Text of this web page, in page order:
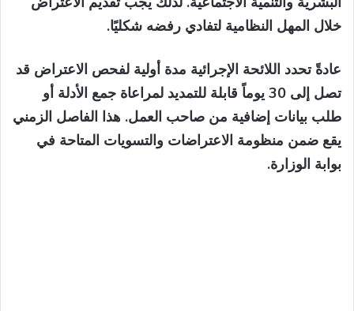
خلال المهل النظامية لتفادي رفضه شكليًا.
عادةً تحدد اللائحة الإجرائية مدة أولية لفحص الاعتراض قد
تصل إلى 30 يوماً قابلة للتمديد لمراعاة جمع الأدلة أو
طلب بيانات إضافية من صاحب العمل. هذا الفاصل الزمني
يقع ضمن منظومة الاعتراضات والتسويات المتاحة في
بوابة الوزارة.